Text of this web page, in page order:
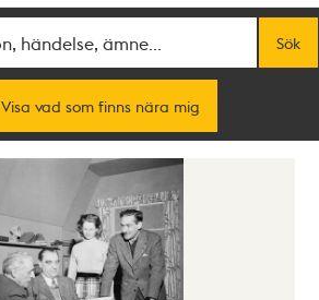
Sök
Visa vad som finns nära mig